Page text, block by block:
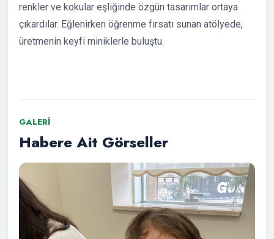
renkler ve kokular eşliğinde özgün tasarımlar ortaya
çıkardılar. Eğlenirken öğrenme fırsatı sunan atölyede,
üretmenin keyfi miniklerle buluştu.
GALERI
Habere Ait Görseller